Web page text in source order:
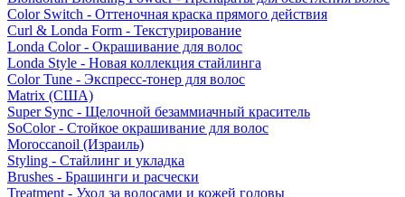
Color Switch - Оттеночная краска прямого действия
Curl & Londa Form - Текстурирование
Londa Color - Окрашивание для волос
Londa Style - Новая коллекция стайлинга
Color Tune - Экспресс-тонер для волос
Matrix (США)
Super Sync - Щелочной безаммиачный краситель
SoColor - Стойкое окрашивание для волос
Moroccanoil (Израиль)
Styling - Стайлинг и укладка
Brushes - Брашинги и расчески
Treatment - Уход за волосами и кожей головы